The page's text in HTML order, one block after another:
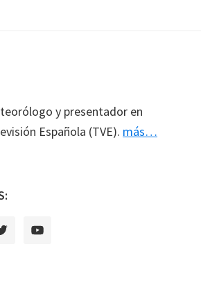
y presentador en
Española (TVE). más…